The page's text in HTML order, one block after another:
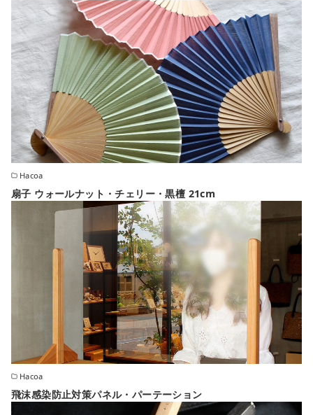
Hacoa
扇子 ウォールナット・チェリー・黒檀 21cm
Hacoa
飛沫感染防止対策パネル・パーテーション